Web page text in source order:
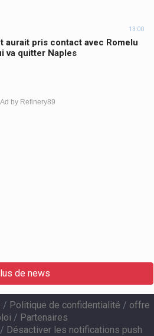
13:00
aurait pris contact avec Romelu
va quitter Naples
by Refinery89
de news
/ Politique de confidentialité / offre
/ Partenaires
/ Désactiver les notifications push